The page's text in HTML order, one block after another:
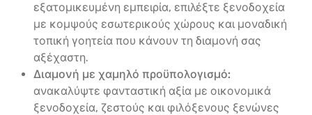
εξατομικευμένη εμπειρία, επιλέξτε ξενοδοχεία
με κομψούς εσωτερικούς χώρους και μοναδική
τοπική γοητεία που κάνουν τη διαμονή σας
αξέχαστη.
Διαμονή με χαμηλό προϋπολογισμό:
ανακαλύψτε φανταστική αξία με οικονομικά
ξενοδοχεία, ζεστούς και φιλόξενους ξενώνες